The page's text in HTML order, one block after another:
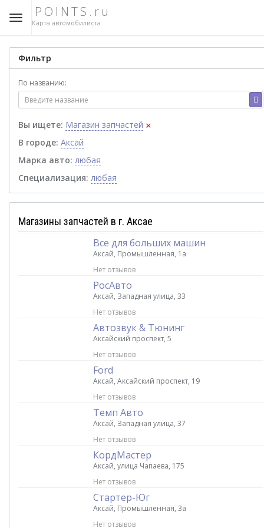
POINTS.ru
Карта автомобилиста
Фильтр
По названию:
Вы ищете: Магазин запчастей ×
В городе: Аксай
Марка авто: любая
Специализация: любая
Магазины запчастей в г. Аксае
Все для больших машин
Аксай, Промышленная, 1а
Нет отзывов
РосАвто
Аксай, Западная улица, 33
Нет отзывов
Автозвук & Тюнинг
Аксайский проспект, 5
Нет отзывов
Ford
Аксай, Аксайский проспект, 19
Нет отзывов
Темп Авто
Аксай, Западная улица, 37
Нет отзывов
КордМастер
Аксай, улица Чапаева, 175
Нет отзывов
Стартер-Юг
Аксай, Промышленная, 3а
Нет отзывов